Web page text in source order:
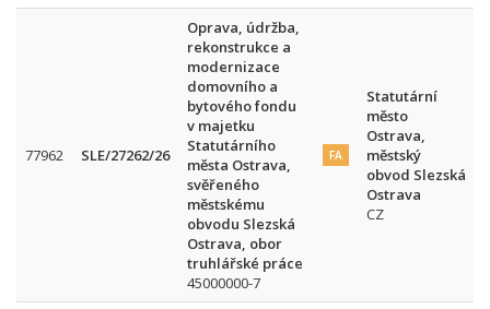
77962 SLE/27262/26
Oprava, údržba,
rekonstrukce a
modernizace
domovního a
bytového fondu
v majetku
Statutárního
města Ostrava,
svěřeného
městskému
obvodu Slezská
Ostrava, obor
truhlářské práce
45000000-7
FA
Statutární
město
Ostrava,
městský
obvod Slezská
Ostrava
CZ